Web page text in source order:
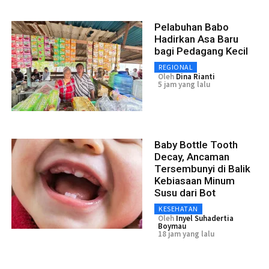
Pelabuhan Babo
Hadirkan Asa Baru
bagi Pedagang Kecil
REGIONAL
Oleh Dina Rianti
5 jam yang lalu
Baby Bottle Tooth
Decay, Ancaman
Tersembunyi di Balik
Kebiasaan Minum
Susu dari Bot
KESEHATAN
Oleh Inyel Suhadertia
Boymau
18 jam yang lalu